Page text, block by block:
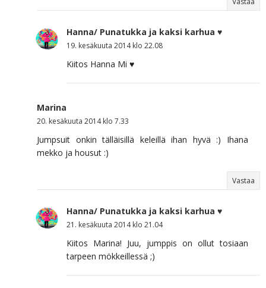
Hanna/ Punatukka ja kaksi karhua ♥
19. kesäkuuta 2014 klo 22.08
Kiitos Hanna Mi ♥
Marina
20. kesäkuuta 2014 klo 7.33
Jumpsuit onkin tälläisillä keleillä ihan hyvä :) Ihana
mekko ja housut :)
Vastaa
Hanna/ Punatukka ja kaksi karhua ♥
21. kesäkuuta 2014 klo 21.04
Kiitos Marina! Juu, jumppis on ollut tosiaan
tarpeen mökkeillessä ;)